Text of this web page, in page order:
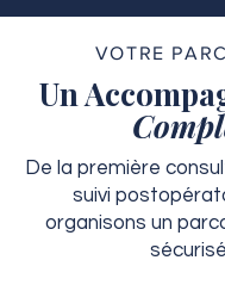
VOTRE
Un
De la première
suivi
organisons un